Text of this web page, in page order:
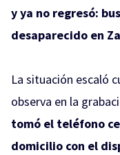
y ya no regresó:
desaparecido en
La situación escaló
observa en la
tomó el teléfono
domicilio con el